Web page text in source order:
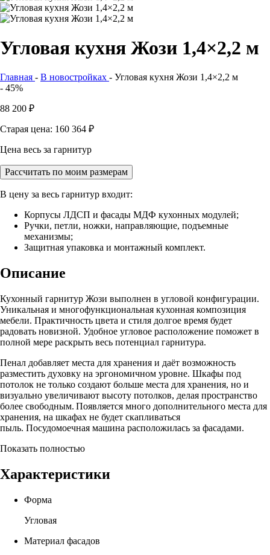
Угловая кухня Жози 1,4×2,2 м
Главная - В новостройках - Угловая кухня Жози 1,4×2,2 м
- 45%
88 200 ₽
Старая цена: 160 364 ₽
Цена весь за гарнитур
Рассчитать по моим размерам
В цену за весь гарнитур входит:
Корпусы ЛДСП и фасады МДФ кухонных модулей;
Ручки, петли, ножки, направляющие, подъемные
механизмы;
Защитная упаковка и монтажный комплект.
Описание
Кухонный гарнитур Жози выполнен в угловой конфигурации.
Уникальная и многофункциональная кухонная композиция
мебели. Практичность цвета и стиля долгое время будет
радовать новизной. Удобное угловое расположение поможет в
полной мере раскрыть весь потенциал гарнитура.
Пенал добавляет места для хранения и даёт возможность
разместить духовку на эргономичном уровне. Шкафы под
потолок не только создают больше места для хранения, но и
визуально увеличивают высоту потолков, делая пространство
более свободным. Появляется много дополнительного места для
хранения, на шкафах не будет скапливаться
пыль. Посудомоечная машина расположилась за фасадами.
Показать полностью
Характеристики
Форма
Угловая
Материал фасадов